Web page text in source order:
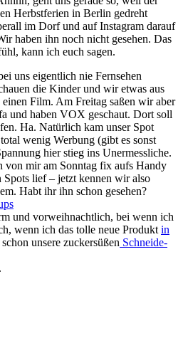
Herbstferien in Berlin gedreht
im Dorf und auf Instagram darauf
haben ihn noch nicht gesehen. Das
kann ich euch sagen.
uns eigentlich nie Fernsehen
die Kinder und wir etwas aus
Film. Am Freitag saßen wir aber
und haben VOX geschaut. Dort soll
Ha. Natürlich kam unser Spot
wenig Werbung (gibt es sonst
hier stieg ins Unermessliche.
von mir am Sonntag fix aufs Handy
Spots lief – jetzt kennen wir also
Habt ihr ihn schon gesehen?
und vorweihnachtlich, bei wenn ich
wenn ich das tolle neue Produktin
unsere zuckersüßen Schneide-